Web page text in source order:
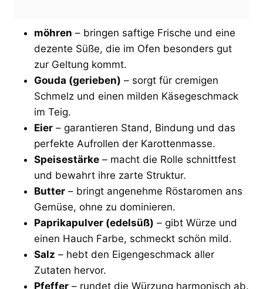
möhren – bringen saftige Frische und eine
dezente Süße, die im Ofen besonders gut
zur Geltung kommt.
Gouda (gerieben) – sorgt für cremigen
Schmelz und einen milden Käsegeschmack
im Teig.
Eier – garantieren Stand, Bindung und das
perfekte Aufrollen der Karottenmasse.
Speisestärke – macht die Rolle schnittfest
und bewahrt ihre zarte Struktur.
Butter – bringt angenehme Röstaromen ans
Gemüse, ohne zu dominieren.
Paprikapulver (edelsüß) – gibt Würze und
einen Hauch Farbe, schmeckt schön mild.
Salz – hebt den Eigengeschmack aller
Zutaten hervor.
Pfeffer – rundet die Würzung harmonisch ab.